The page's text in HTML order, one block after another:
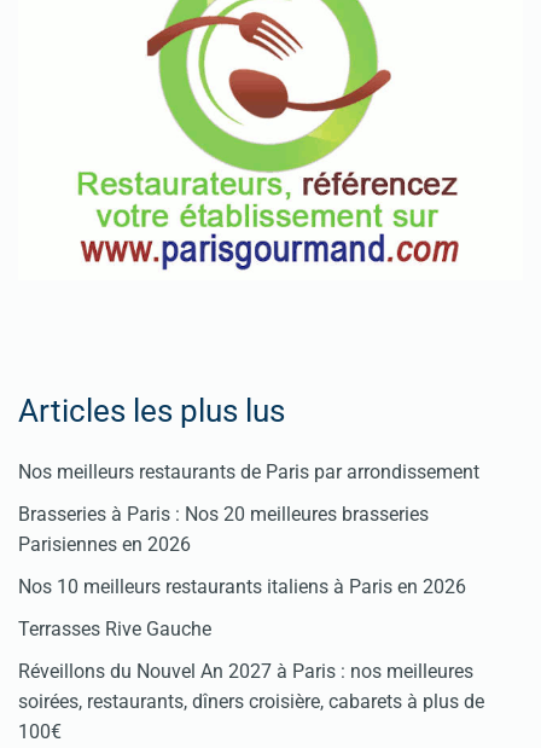
Articles les plus lus
Nos meilleurs restaurants de Paris par arrondissement
Brasseries à Paris : Nos 20 meilleures brasseries
Parisiennes en 2026
Nos 10 meilleurs restaurants italiens à Paris en 2026
Terrasses Rive Gauche
Réveillons du Nouvel An 2027 à Paris : nos meilleures
soirées, restaurants, dîners croisière, cabarets à plus de
100€